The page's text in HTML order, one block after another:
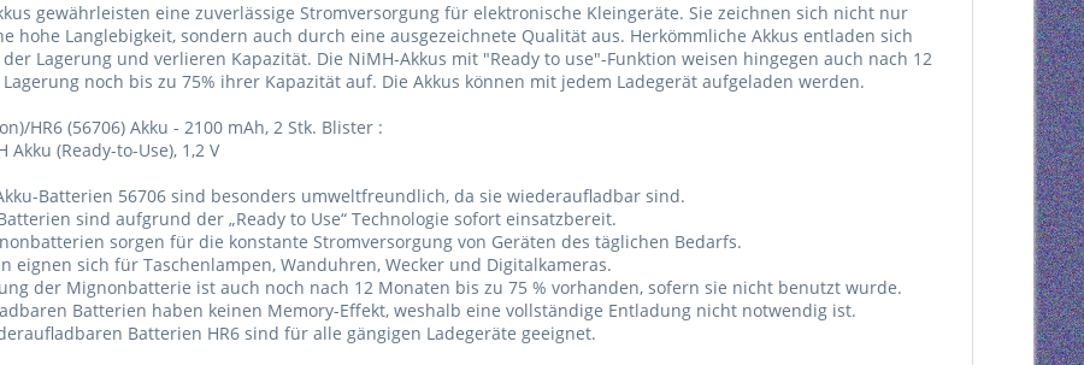
gewährleisten eine zuverlässige Stromversorgung für elektronische Kleingeräte. Sie zeichnen sich nicht nur
hohe Langlebigkeit, sondern auch durch eine ausgezeichnete Qualität aus. Herkömmliche Akkus entladen sich
Lagerung und verlieren Kapazität. Die NiMH-Akkus mit "Ready to use"-Funktion weisen hingegen auch nach 12
noch bis zu 75% ihrer Kapazität auf. Die Akkus können mit jedem Ladegerät aufgeladen werden.
HR6 (56706) Akku - 2100 mAh, 2 Stk. Blister :
Akku (Ready-to-Use), 1,2 V
Akku-Batterien 56706 sind besonders umweltfreundlich, da sie wiederaufladbar sind.
sind aufgrund der „Ready to Use“ Technologie sofort einsatzbereit.
sorgen für die konstante Stromversorgung von Geräten des täglichen Bedarfs.
eignen sich für Taschenlampen, Wanduhren, Wecker und Digitalkameras.
der Mignonbatterie ist auch noch nach 12 Monaten bis zu 75 % vorhanden, sofern sie nicht benutzt wurde.
Batterien haben keinen Memory-Effekt, weshalb eine vollständige Entladung nicht notwendig ist.
Batterien HR6 sind für alle gängigen Ladegeräte geeignet.